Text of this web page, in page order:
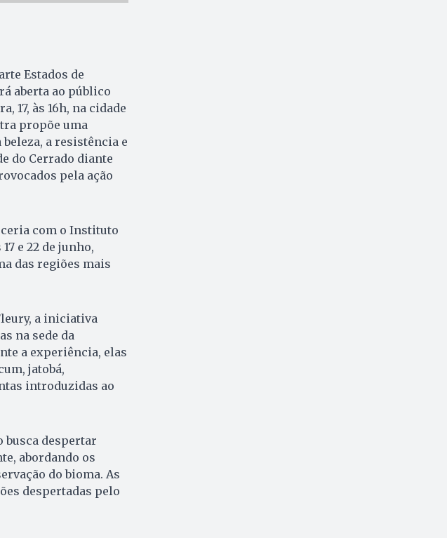
Estados de
aberta ao público
17, às 16h, na cidade
propõe uma
a resistência e
do Cerrado diante
pela ação
com o Instituto
e 22 de junho,
das regiões mais
a iniciativa
na sede da
a experiência, elas
jatobá,
introduzidas ao
busca despertar
abordando os
do bioma. As
despertadas pelo